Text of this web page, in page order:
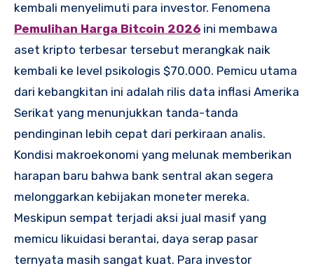
kembali menyelimuti para investor. Fenomena
Pemulihan Harga Bitcoin 2026 ini membawa
aset kripto terbesar tersebut merangkak naik
kembali ke level psikologis $70.000. Pemicu utama
dari kebangkitan ini adalah rilis data inflasi Amerika
Serikat yang menunjukkan tanda-tanda
pendinginan lebih cepat dari perkiraan analis.
Kondisi makroekonomi yang melunak memberikan
harapan baru bahwa bank sentral akan segera
melonggarkan kebijakan moneter mereka.
Meskipun sempat terjadi aksi jual masif yang
memicu likuidasi berantai, daya serap pasar
ternyata masih sangat kuat. Para investor